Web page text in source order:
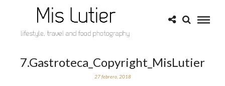
7.Gastroteca_Copyright_MisLutier
27 febrero, 2018